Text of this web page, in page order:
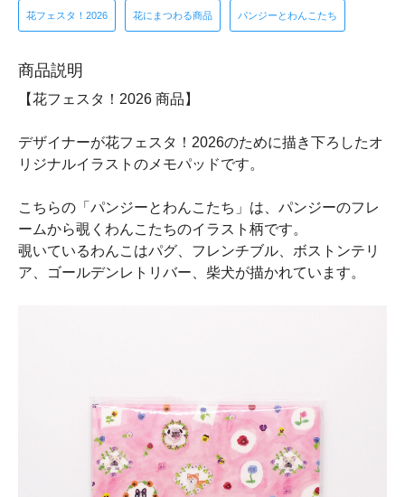
花フェスタ！2026 花にまつわる商品 パンジーとわんこたち
商品説明
【花フェスタ！2026 商品】
デザイナーが花フェスタ！2026のために描き下ろしたオ
リジナルイラストのメモパッドです。
こちらの「パンジーとわんこたち」は、パンジーのフレ
ームから覗くわんこたちのイラスト柄です。
覗いているわんこはパグ、フレンチブル、ボストンテリ
ア、ゴールデンレトリバー、柴犬が描かれています。